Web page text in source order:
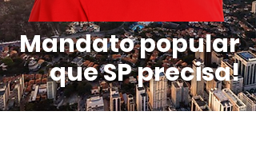
Mandato popular
que SP precisa!